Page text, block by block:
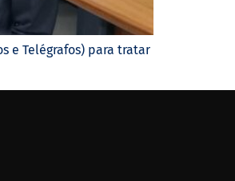
e Telégrafos) para tratar